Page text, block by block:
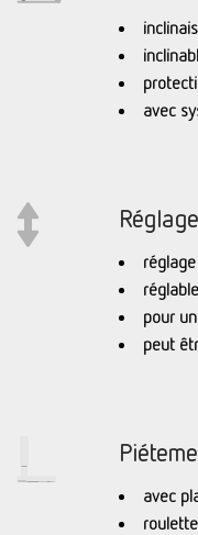
avec
pour
peut
avec